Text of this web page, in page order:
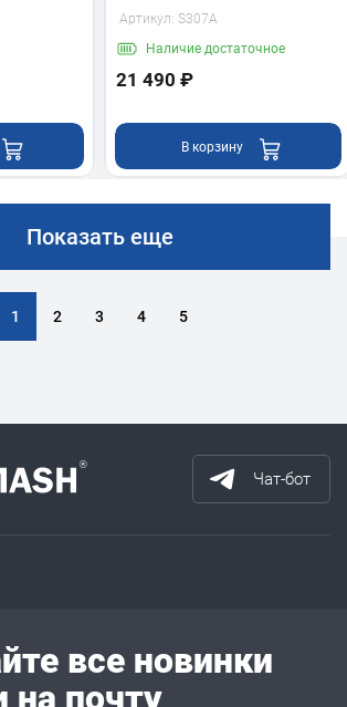
Артикул: S307A
Наличие достаточное
21 490 ₽
В корзину
Показать еще
1 2 3 4 5
Чат-бот
все новинки
на почту